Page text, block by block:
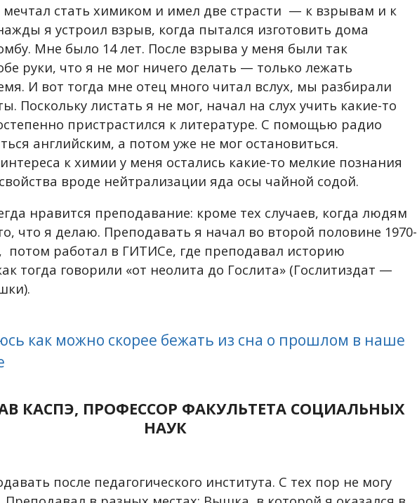
мечтал стать химиком и имел две страсти — к взрывам и к
я устроил взрыв, когда пытался изготовить дома
Мне было 14 лет. После взрыва у меня были так
руки, что я не мог ничего делать — только лежать
И вот тогда мне отец много читал вслух, мы разбирали
Поскольку листать я не мог, начал на слух учить какие-то
пристрастился к литературе. С помощью радио
английским, а потом уже не мог остановиться.
к химии у меня остались какие-то мелкие познания
вроде нейтрализации яда осы чайной содой.
нравится преподавание: кроме тех случаев, когда людям
что я делаю. Преподавать я начал во второй половине 1970-
потом работал в ГИТИСе, где преподавал историю
тогда говорили «от неолита до Гослита» (Гослитиздат —
как можно скорее бежать из сна о прошлом в наше
КАСПЭ, ПРОФЕССОР ФАКУЛЬТЕТА СОЦИАЛЬНЫХ
НАУК
после педагогического института. С тех пор не могу